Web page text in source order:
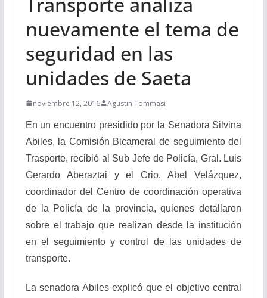
nuevamente el tema de
seguridad en las
unidades de Saeta
noviembre 12, 2016 Agustin Tommasi
En un encuentro presidido por la Senadora Silvina
Abiles, la Comisión Bicameral de seguimiento del
Trasporte, recibió al Sub Jefe de Policía, Gral. Luis
Gerardo Aberaztai y el Crio. Abel Velázquez,
coordinador del Centro de coordinación operativa
de la Policía de la provincia, quienes detallaron
sobre el trabajo que realizan desde la institución
en el seguimiento y control de las unidades de
transporte.
La senadora Abiles explicó que el objetivo central